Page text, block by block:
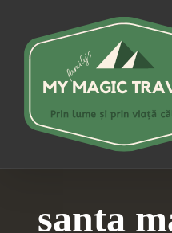
content
santa